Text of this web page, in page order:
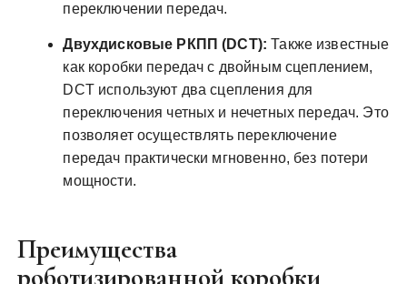
переключении передач.
Двухдисковые РКПП (DCT): Также известные
как коробки передач с двойным сцеплением,
DCT используют два сцепления для
переключения четных и нечетных передач. Это
позволяет осуществлять переключение
передач практически мгновенно, без потери
мощности.
Преимущества
роботизированной коробки